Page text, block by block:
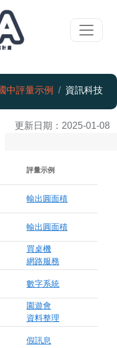
中評量示例 資訊科技
更新日期： 2025-01-08